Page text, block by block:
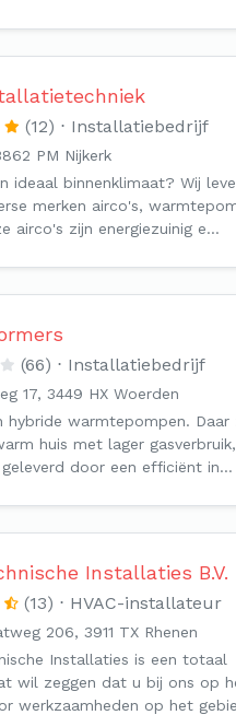
(12) Installatiebedrijf
PM Nijkerk
ideaal binnenklimaat? Wij
merken airco's,
airco's zijn energiezuinig e…
(66) Installatiebedrijf
17, 3449 HX Woerden
hybride warmtepompen. Daar
huis met lager
geleverd door een efficiënt in…
Installaties B.V.
(13) HVAC-installateur
206, 3911 TX Rhenen
Installaties is een totaal
wil zeggen dat u bij ons op
werkzaamheden op het